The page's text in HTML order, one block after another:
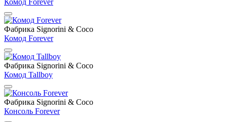
Комод Forever
Фабрика Signorini & Coco
Комод Forever
Фабрика Signorini & Coco
Комод Tallboy
Фабрика Signorini & Coco
Консоль Forever